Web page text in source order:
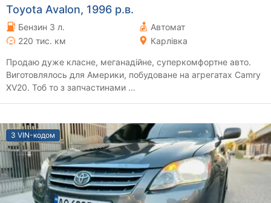
Toyota Avalon, 1996 р.в.
Бензин 3 л.
Автомат
220 тис. км
Карлівка
Продаю дуже класне, меганадійне, суперкомфортне авто.
Виготовлялось для Америки, побудоване на агрегатах Camry
XV20. Тоб то з запчастинами ...
З VIN-кодом